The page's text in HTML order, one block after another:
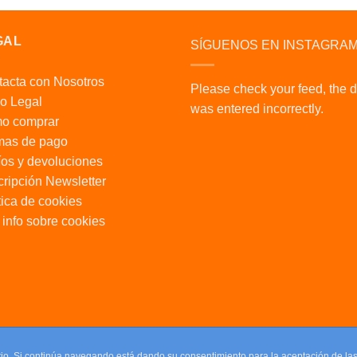
con Nosotros
Legal
comprar
de pago
y devoluciones
Newsletter
de cookies
info sobre cookies
SÍGUENOS EN INSTAGRAM
Please check your feed, the
was entered incorrectly.